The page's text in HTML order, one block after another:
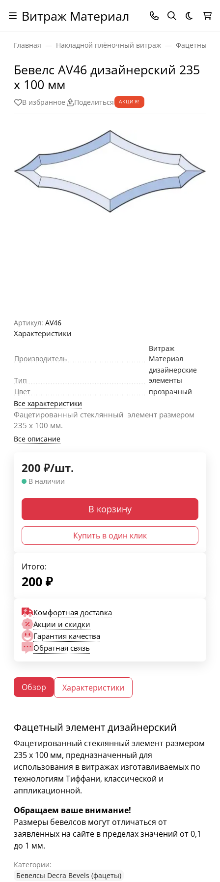
Витраж Материал Темная
Главная Накладной плёночный витраж Фацетные
Бевелс AV46 дизайнерский 235
х 100 мм
В избранное Поделиться АКЦИЯ!
Артикул: AV46
Характеристики
Производитель
Витраж
Материал
Тип
дизайнерские
элементы
Цвет
прозрачный
Все характеристики
Фацетированный стеклянный элемент размером
235 х 100 мм.
Все описание
200 ₽/шт.
В наличии
В корзину
Купить в один клик
Итого:
200 ₽
Комфортная доставка
Акции и скидки
Гарантия качества
Обратная связь
Обзор Характеристики
Фацетный элемент дизайнерский
Фацетированный стеклянный элемент размером
235 х 100 мм, предназначенный для
использования в витражах изготавливаемых по
технологиям Тиффани, классической и
аппликационной.
Обращаем ваше внимание!
Размеры бевелсов могут отличаться от
заявленных на сайте в пределах значений от 0,1
до 1 мм.
Категории:
Бевелсы Decra Bevels (фацеты)